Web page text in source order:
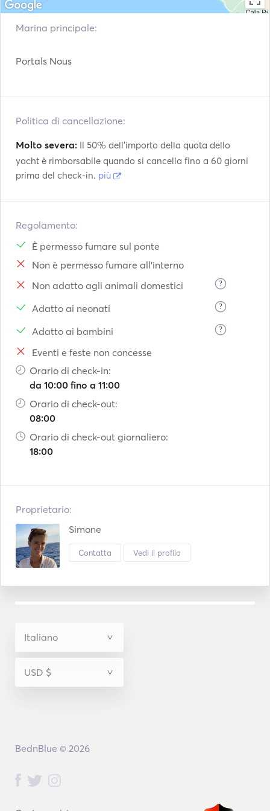
Fuel: Diesel.
Marina principale:
Portals Nous
Politica di cancellazione:
Molto severa: Il 50% dell'importo della quota dello
yacht è rimborsabile quando si cancella fino a 60 giorni
prima del check-in. più
Regolamento:
È permesso fumare sul ponte
Non è permesso fumare all'interno
Non adatto agli animali domestici
?
Adatto ai neonati ?
Adatto ai bambini ?
Eventi e feste non concesse
Orario di check-in:
da 10:00 fino a 11:00
Orario di check-out:
08:00
Orario di check-out giornaliero:
18:00
Proprietario:
Simone
Contatta Vedi il profilo
BednBlue © 2026